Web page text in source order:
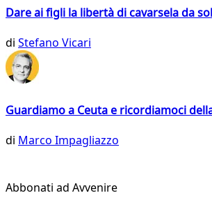
Dare ai figli la libertà di cavarsela da
di Stefano Vicari
Guardiamo a Ceuta e ricordiamoci
di Marco Impagliazzo
Abbonati ad Avvenire